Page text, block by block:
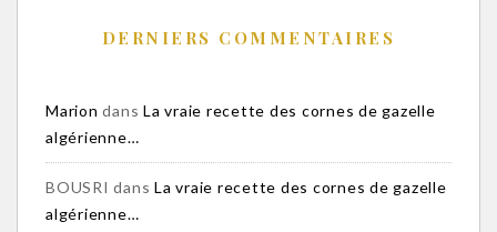
DERNIERS COMMENTAIRES
Marion dans La vraie recette des cornes de gazelle
algérienne…
BOUSRI dans La vraie recette des cornes de gazelle
algérienne…